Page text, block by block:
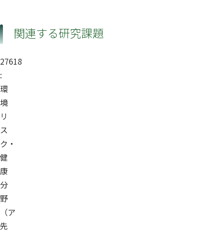
関連する研究課題
27618
:
環
境
リ
ス
ク・
健
康
分
野
（ア
先